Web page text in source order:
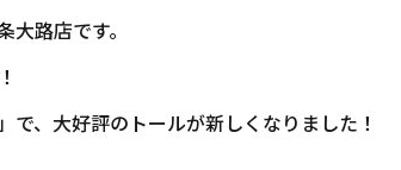
路店です。
、大好評のトールが新しくなりました！